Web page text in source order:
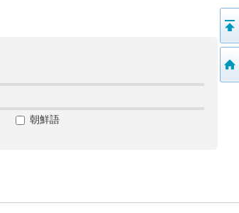
朝鮮語